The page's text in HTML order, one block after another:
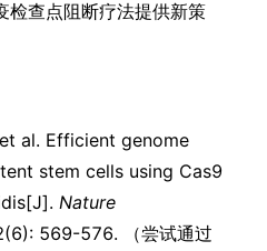
检查点阻断疗法提供新策
al. Efficient genome
stem cells using Cas9
Nature
569-576. （尝试通过